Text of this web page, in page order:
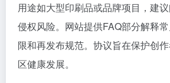
用途如大型印刷品或品牌项目，建
侵权风险。网站提供FAQ部分解释
限和再发布规范。协议旨在保护创
区健康发展。